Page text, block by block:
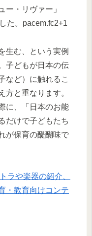
ー・リヴァー」
た。pacem.fc2+1
生む、という実例
子どもが日本の伝
など）に触れるこ
方と重なります。
に、「日本のお能
だけで子どもたち
が保育の醍醐味で
ラや楽器の紹介、
・教育向けコンテ